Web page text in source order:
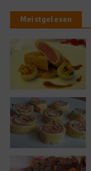
Meistgelesen